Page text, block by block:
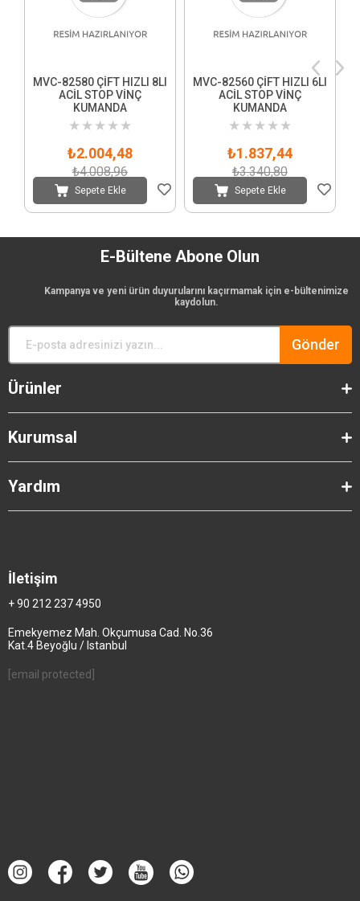
MVC-82580 ÇİFT HIZLI 8LI
ACİL STOP VİNÇ
KUMANDA
★ ★ ★ ★ ★
₺2.004,48
₺4.008,96
Sepete Ekle
MVC-82560 ÇİFT HIZLI 6LI
ACİL STOP VİNÇ
KUMANDA
★ ★ ★ ★ ★
₺1.837,44
₺3.340,80
Sepete Ekle
E-Bültene Abone Olun
Kampanya ve yeni ürün duyurularını kaçırmamak için e-bültenimize
kaydolun.
Gönder
Ürünler
Kurumsal
Yardım
İletişim
+ 90 212 237 4950
Emekyemez Mah. Okçumusa Cad. No.36
Kat.4 Beyoğlu / Istanbul
[email protected]